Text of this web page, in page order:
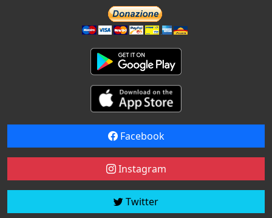
Facebook
Instagram
Twitter